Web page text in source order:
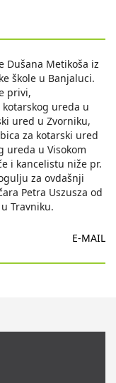
Dušana Metikoša iz
škole u Banjaluci.
privi,
ureda u
ured u Zvorniku,
za kotarski ured
ureda u Visokom
i kancelistu niže pr.
za ovdašnji
Petra Uszusza od
Travniku.
E-MAIL